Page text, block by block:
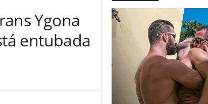
Ygona
entubada